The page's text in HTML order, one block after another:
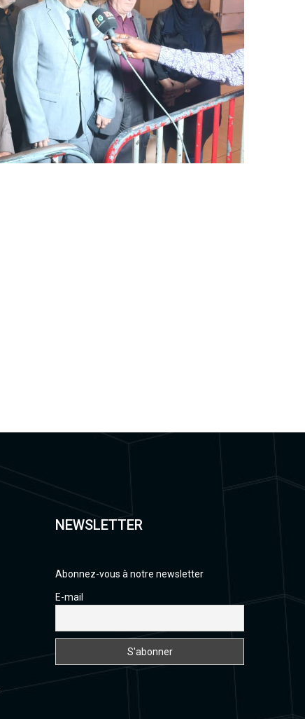
NEWSLETTER
Abonnez-vous à notre newsletter
E-mail